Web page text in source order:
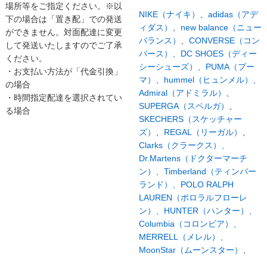
場所等をご指定ください。※以
下の場合は「置き配」での発送
ができません。対面配達に変更
して発送いたしますのでご了承
ください。
・お支払い方法が「代金引換」
の場合
・時間指定配達を選択されてい
る場合
NIKE（ナイキ）
adidas（アデ
ィダス）
new balance（ニュー
バランス）
CONVERSE（コン
バース）、 DC SHOES（ディー
シーシューズ）、 PUMA（プー
マ）、 hummel（ヒュンメル）、
Admiral（アドミラル）
SUPERGA（スペルガ）
SKECHERS（スケッチャー
ズ）
REGAL（リーガル）
Clarks（クラークス）、
Dr.Martens（ドクターマーチ
ン）、 Timberland（ティンバー
ランド）、 POLO RALPH
LAUREN（ポロラルフローレ
ン）、 HUNTER（ハンター）、
Columbia（コロンビア）、
MERRELL（メレル）、
MoonStar（ムーンスター）